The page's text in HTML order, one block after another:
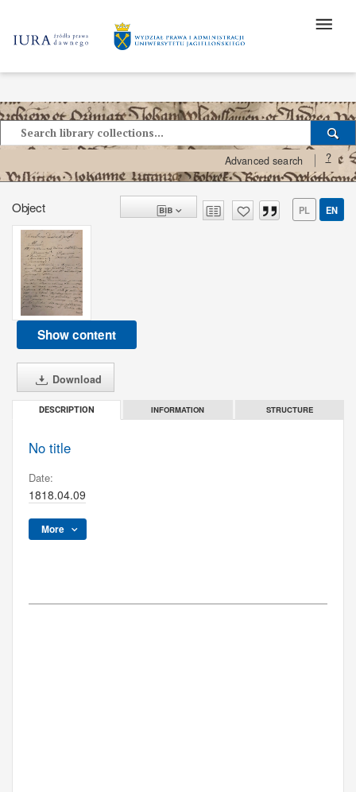
Advanced search ?
Object PL EN
Show content
Download
DESCRIPTION INFORMATION STRUCTURE
No title
Date:
1818.04.09
More